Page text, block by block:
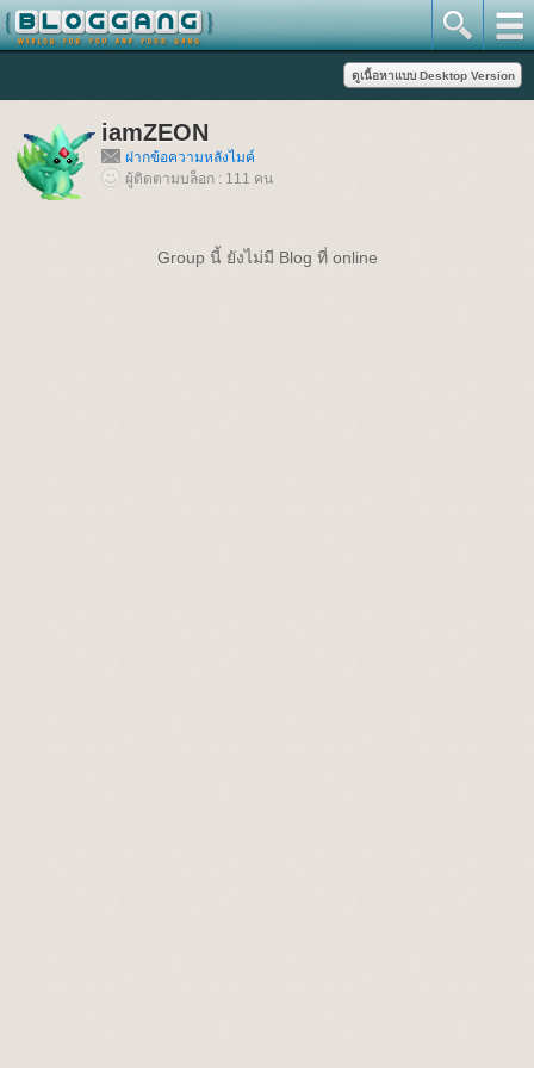
iamZEON
ฝากข้อความหลังไมค์
ผู้ติดตามบล็อก : 111 คน
Group นี้ ยังไม่มี Blog ที่ online